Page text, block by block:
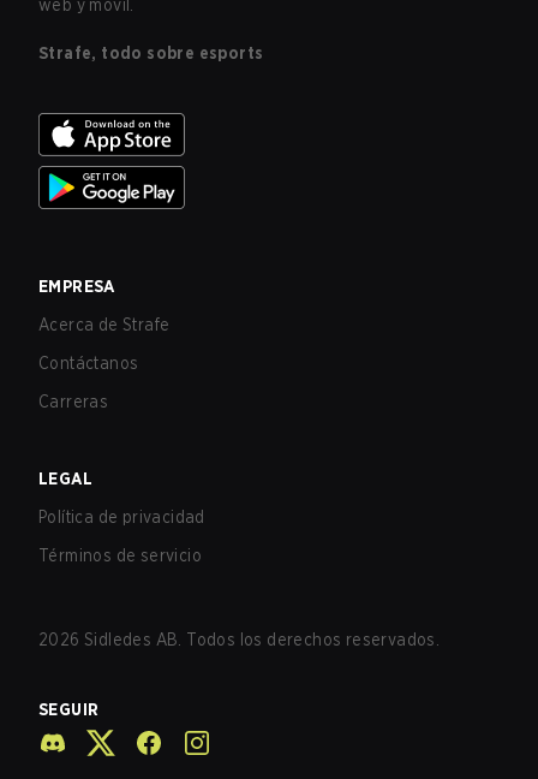
web y móvil.
Strafe, todo sobre esports
EMPRESA
Acerca de Strafe
Contáctanos
Carreras
LEGAL
Política de privacidad
Términos de servicio
2026 Sidledes AB. Todos los derechos reservados.
SEGUIR